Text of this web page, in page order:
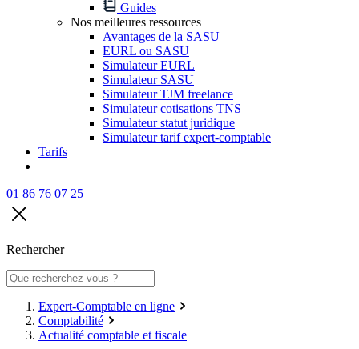
Guides
Nos meilleures ressources
Avantages de la SASU
EURL ou SASU
Simulateur EURL
Simulateur SASU
Simulateur TJM freelance
Simulateur cotisations TNS
Simulateur statut juridique
Simulateur tarif expert-comptable
Tarifs
01 86 76 07 25
Rechercher
Expert-Comptable en ligne
Comptabilité
Actualité comptable et fiscale